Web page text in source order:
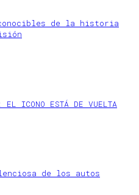
de la historia
ICONO ESTÁ DE VUELTA
de los autos